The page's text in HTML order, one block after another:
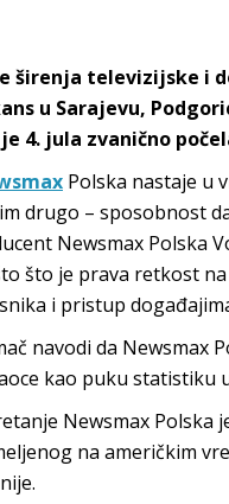
širenja televizijske i
u Sarajevu,
4. jula zvanično
Polska nastaje u
drugo – sposobnost
Newsmax Polska
što je prava retkost
i pristup
navodi da Newsmax
kao puku statistiku
Newsmax Polska
na američkim